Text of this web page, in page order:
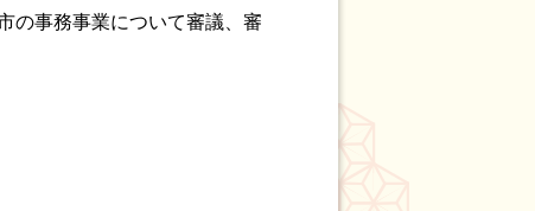
の事務事業について審議、審